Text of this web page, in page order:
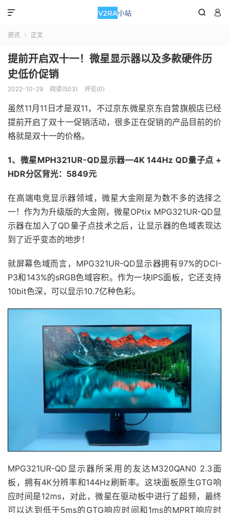
 

资讯  正文
提前开启双十一！微星显示器以及多款硬件历
史低价促销
2022-10-29 阅读(503) 评论(0)
虽然11月11日才是双11，不过京东微星京东自营旗舰店已经
提前开启了双十一促销活动，很多正在促销的产品目前的价
格就是双十一的价格。
1、微星MPH321UR-QD显示器—4K 144Hz QD量子点 +
HDR分区背光：5849元
在高端电竞显示器领域，微星大金刚是为数不多的选择之
一！作为为升级版的大金刚，微星OPtix MPG321UR-QD显
示器在加入了QD量子点技术之后，让显示器的色域表现达
到了近乎变态的地步！
就屏幕色域而言，MPG321UR-QD显示器拥有97%的DCI-
P3和143%的sRGB色域容积。作为一块IPS面板，它还支持
10bit色深，可以显示10.7亿种色彩。
MPG321UR-QD显示器所采用的友达M320QAN0 2.3面
板，拥有4K分辨率和144Hz刷新率。这块面板原生GTG响
应时间是12ms，对此，微星在驱动板中进行了超频，最终
可以达到低于5ms的GTG响应时间和1ms的MPRT响应时